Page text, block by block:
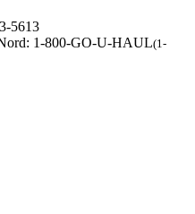
5613
1-800-GO-U-HAUL(1-